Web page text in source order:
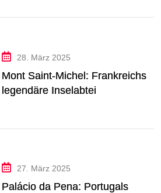
28. März 2025
Mont Saint-Michel: Frankreichs
legendäre Inselabtei
27. März 2025
Palácio da Pena: Portugals